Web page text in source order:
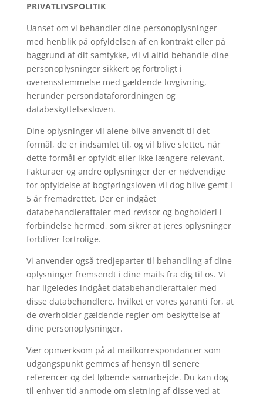
PRIVATLIVSPOLITIK
Uanset om vi behandler dine personoplysninger
med henblik på opfyldelsen af en kontrakt eller på
baggrund af dit samtykke, vil vi altid behandle dine
personoplysninger sikkert og fortroligt i
overensstemmelse med gældende lovgivning,
herunder persondataforordningen og
databeskyttelsesloven.
Dine oplysninger vil alene blive anvendt til det
formål, de er indsamlet til, og vil blive slettet, når
dette formål er opfyldt eller ikke længere relevant.
Fakturaer og andre oplysninger der er nødvendige
for opfyldelse af bogføringsloven vil dog blive gemt i
5 år fremadrettet. Der er indgået
databehandleraftaler med revisor og bogholderi i
forbindelse hermed, som sikrer at jeres oplysninger
forbliver fortrolige.
Vi anvender også tredjeparter til behandling af dine
oplysninger fremsendt i dine mails fra dig til os. Vi
har ligeledes indgået databehandleraftaler med
disse databehandlere, hvilket er vores garanti for, at
de overholder gældende regler om beskyttelse af
dine personoplysninger.
Vær opmærksom på at mailkorrespondancer som
udgangspunkt gemmes af hensyn til senere
referencer og det løbende samarbejde. Du kan dog
til enhver tid anmode om sletning af disse ved at